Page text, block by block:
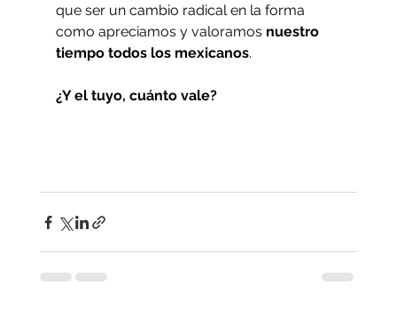
que ser un cambio radical en la forma
como apreciamos y valoramos nuestro
tiempo todos los mexicanos.
¿Y el tuyo, cuánto vale?